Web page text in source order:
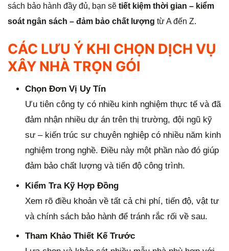
sách bảo hành đầy đủ, bạn sẽ tiết kiệm thời gian – kiểm
soát ngân sách – đảm bảo chất lượng từ A đến Z.
CÁC LƯU Ý KHI CHỌN DỊCH VỤ
XÂY NHÀ TRỌN GÓI
Chọn Đơn Vị Uy Tín
Ưu tiên công ty có nhiều kinh nghiệm thực tế và đã
đảm nhận nhiều dự án trên thị trường, đội ngũ kỹ
sư – kiến trúc sư chuyên nghiệp có nhiều năm kinh
nghiệm trong nghề. Điều này một phần nào đó giúp
đảm bảo chất lượng và tiến độ công trình.
Kiểm Tra Kỹ Hợp Đồng
Xem rõ điều khoản về tất cả chi phí, tiến độ, vật tư
và chính sách bảo hành để tránh rắc rối về sau.
Tham Khảo Thiết Kế Trước